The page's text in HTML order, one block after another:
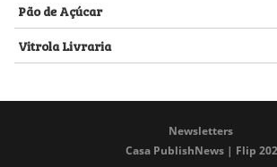
Pão de Açúcar
Vitrola Livraria
Newsletters
Casa PublishNews | Flip